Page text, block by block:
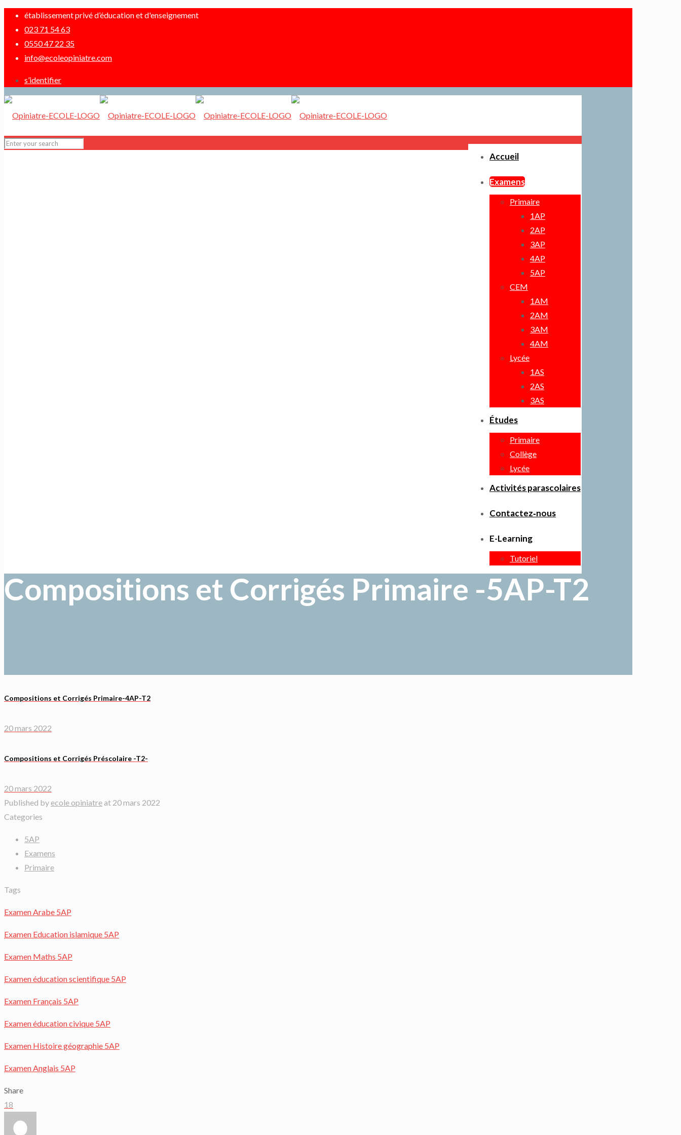
établissement privé d’éducation et d'enseignement
023 71 54 63
0550 47 22 35
info@ecoleopiniatre.com
s’identifier
Accueil
Examens
Primaire
1AP
2AP
3AP
4AP
5AP
CEM
1AM
2AM
3AM
4AM
Lycée
1AS
2AS
3AS
Études
Primaire
Collège
Lycée
Activités parascolaires
Contactez‑nous
E-Learning
Tutoriel
Compositions et Corrigés Primaire -5AP-T2
Compositions et Corrigés Primaire-4AP-T2
20 mars 2022
Compositions et Corrigés Préscolaire -T2-
20 mars 2022
Published by ecole opiniatreat 20 mars 2022
Categories
5AP
Examens
Primaire
Tags
Examen Arabe 5AP
Examen Education islamique 5AP
Examen Maths 5AP
Examen éducation scientifique 5AP
Examen Français 5AP
Examen éducation civique 5AP
Examen Histoire géographie 5AP
Examen Anglais 5AP
Share
18